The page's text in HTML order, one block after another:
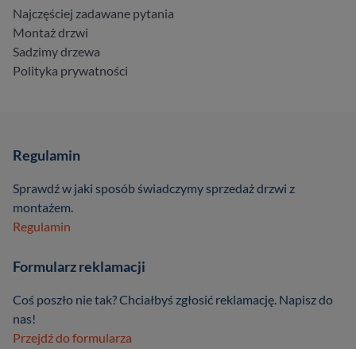
Najczęściej zadawane pytania
Montaż drzwi
Sadzimy drzewa
Polityka prywatności
Regulamin
Sprawdź w jaki sposób świadczymy sprzedaż drzwi z
montażem.
Regulamin
Formularz reklamacji
Coś poszło nie tak? Chciałbyś zgłosić reklamację. Napisz do
nas!
Przejdź do formularza